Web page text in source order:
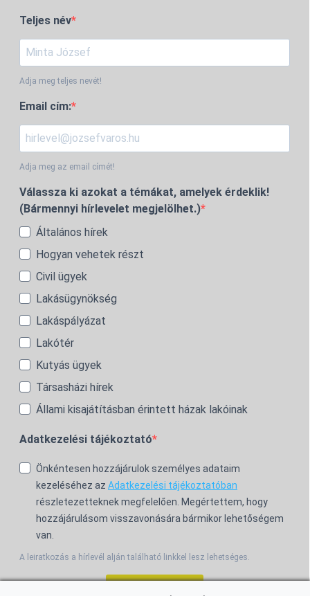
Teljes név
Adja meg teljes nevét!
Email cím:
Adja meg az email címét!
Válassza ki azokat a témákat, amelyek érdeklik!
(Bármennyi hírlevelet megjelölhet.)
Általános hírek
Hogyan vehetek részt
Civil ügyek
Lakásügynökség
Lakáspályázat
Lakótér
Kutyás ügyek
Társasházi hírek
Állami kisajátításban érintett házak lakóinak
Adatkezelési tájékoztató
Önkéntesen hozzájárulok személyes adataim
kezeléséhez az Adatkezelési tájékoztatóban
részletezetteknek megfelelően. Megértettem, hogy
hozzájárulásom visszavonására bármikor lehetőségem
van.
A leiratkozás a hírlevél alján található linkkel lesz lehetséges.